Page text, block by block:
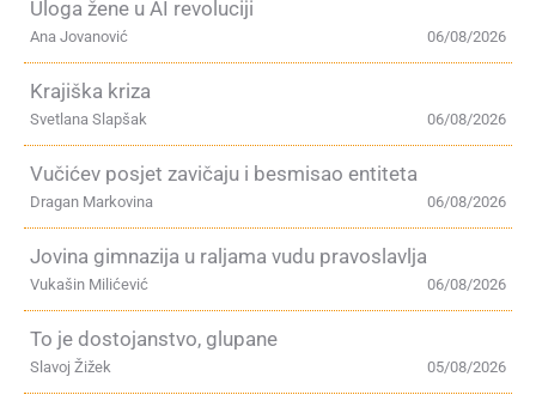
Uloga žene u AI revoluciji
06/08/2026
Ana Jovanović
Krajiška kriza
06/08/2026
Svetlana Slapšak
Vučićev posjet zavičaju i besmisao entiteta
06/08/2026
Dragan Markovina
Jovina gimnazija u raljama vudu pravoslavlja
06/08/2026
Vukašin Milićević
To je dostojanstvo, glupane
05/08/2026
Slavoj Žižek